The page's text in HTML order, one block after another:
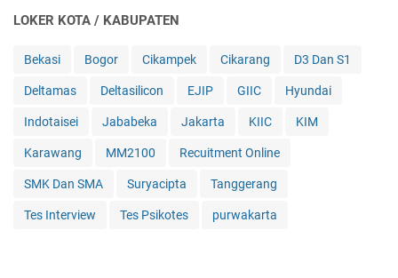
LOKER KOTA / KABUPATEN
Bekasi Bogor Cikampek Cikarang D3 Dan S1
Deltamas Deltasilicon EJIP GIIC Hyundai
Indotaisei Jababeka Jakarta KIIC KIM
Karawang MM2100 Recuitment Online
SMK Dan SMA Suryacipta Tanggerang
Tes Interview Tes Psikotes purwakarta